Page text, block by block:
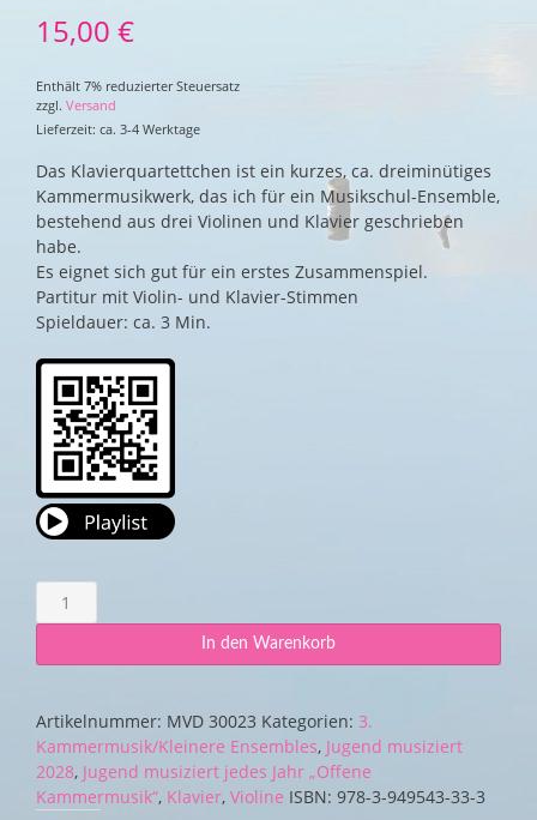
15,00 €
Enthält 7% reduzierter Steuersatz
zzgl. Versand
Lieferzeit: ca. 3-4 Werktage
Das Klavierquartettchen ist ein kurzes, ca. dreiminütiges
Kammermusikwerk, das ich für ein Musikschul-Ensemble,
bestehend aus drei Violinen und Klavier geschrieben
habe.
Es eignet sich gut für ein erstes Zusammenspiel.
Partitur mit Violin- und Klavier-Stimmen
Spieldauer: ca. 3 Min.
Klavierquartettchen
op.
Menge
In den Warenkorb
Artikelnummer: MVD 30023 Kategorien: 3.
Kammermusik/Kleinere Ensembles, Jugend musiziert
2028, Jugend musiziert jedes Jahr „Offene
Kammermusik“, Klavier, Violine ISBN: 978-3-949543-33-3